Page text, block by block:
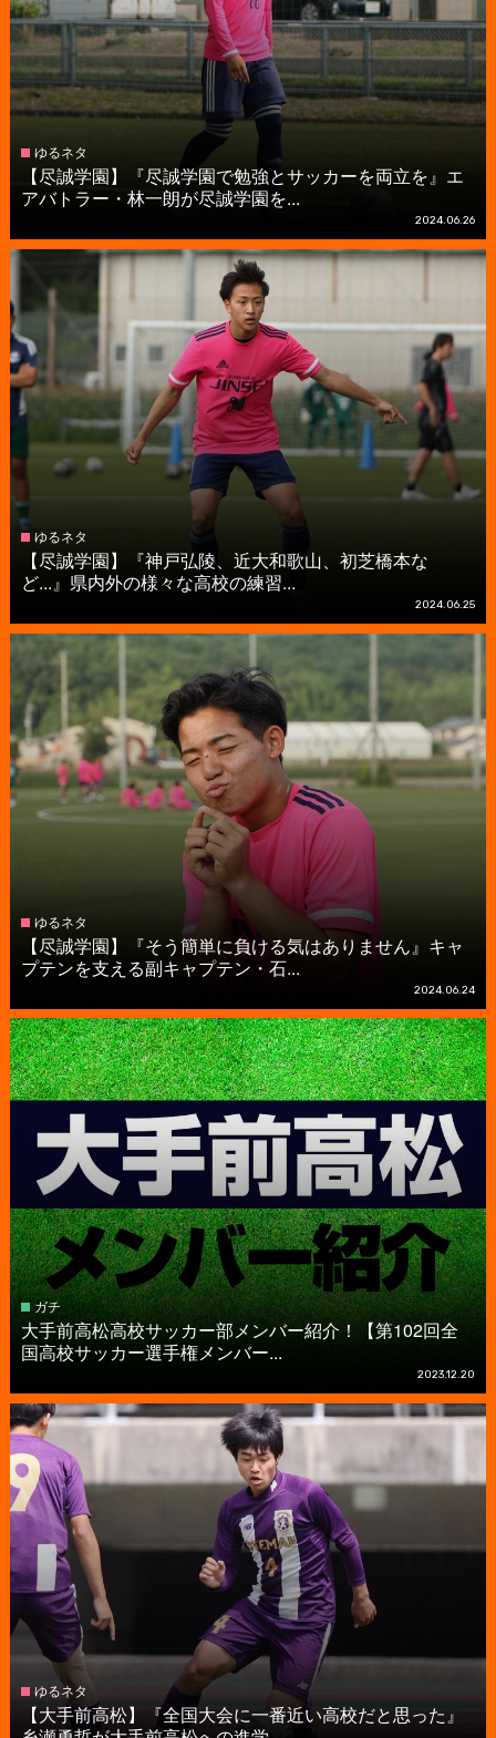
ゆるネタ
【尽誠学園】『尽誠学園で勉強とサッカーを両立を』エ
アバトラー・林一朗が尽誠学園を...
2024.06.26
ゆるネタ
【尽誠学園】『神戸弘陵、近大和歌山、初芝橋本な
ど...』県内外の様々な高校の練習...
2024.06.25
ゆるネタ
【尽誠学園】『そう簡単に負ける気はありません』キャ
プテンを支える副キャプテン・石...
2024.06.24
ガチ
大手前高松高校サッカー部メンバー紹介！【第102回全
国高校サッカー選手権メンバー...
2023.12.20
ゆるネタ
【大手前高松】『全国大会に一番近い高校だと思った』